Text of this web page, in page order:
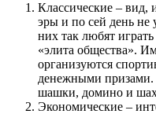
Классические – вид,
эры и по сей день не
них так любят
«элита общества».
организуются
денежными призами.
шашки, домино и
Экономические –